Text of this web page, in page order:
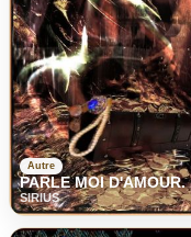
Autre
PARLE MOI D'AMOUR.
SIRIUS